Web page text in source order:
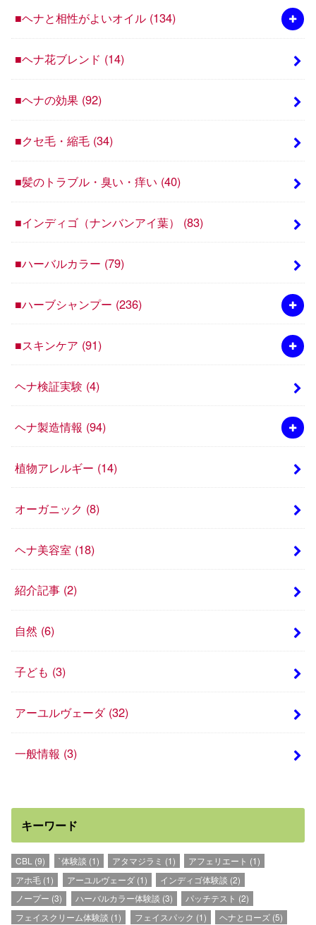
■ヘナと相性がよいオイル (134)
■ヘナ花ブレンド (14)
■ヘナの効果 (92)
■クセ毛・縮毛 (34)
■髪のトラブル・臭い・痒い (40)
■インディゴ（ナンバンアイ葉） (83)
■ハーバルカラー (79)
■ハーブシャンプー (236)
■スキンケア (91)
ヘナ検証実験 (4)
ヘナ製造情報 (94)
植物アレルギー (14)
オーガニック (8)
ヘナ美容室 (18)
紹介記事 (2)
自然 (6)
子ども (3)
アーユルヴェーダ (32)
一般情報 (3)
キーワード
CBL (9) `体験談 (1) アタマジラミ (1) アフェリエート (1)
アホ毛 (1) アーユルヴェーダ(1) インディゴ体験談 (2)
ノープー (3) ハーバルカラー体験談 (3) パッチテスト (2)
フェイスクリーム体験談 (1) フェイスパック (1) ヘナとローズ(5)